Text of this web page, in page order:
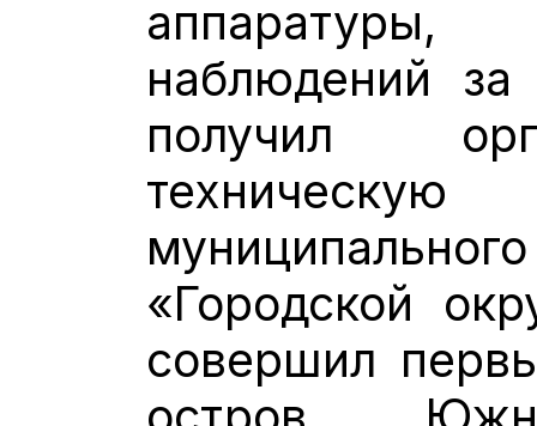
аппаратуры,
наблюдений
получил
«Городской
совершил